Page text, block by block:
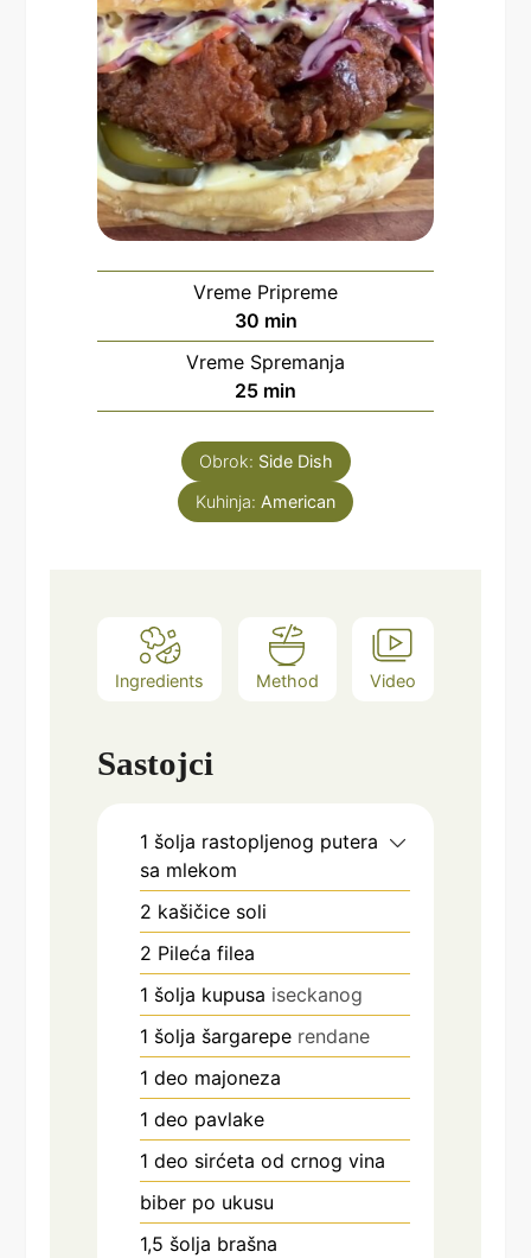
Vreme Pripreme
30minutes
min
Vreme Spremanja
25minutes
min
Obrok: Side Dish
Kuhinja: American
Ingredients Method Video
Sastojci
1 šolja rastopljenog putera
sa mlekom
2 kašičice soli
2 Pileća filea
1 šolja kupusa iseckanog
1 šolja šargarepe rendane
1 deo majoneza
1 deo pavlake
1 deo sirćeta od crnog vina
biber po ukusu
1,5 šolja brašna